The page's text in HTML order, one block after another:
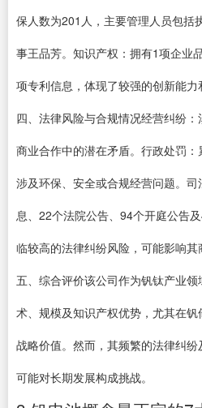
保人数为201人，主要管理人员包括
事王品芳。知识产权：拥有1项企业
项专利信息，体现了较强的创新能力
四、法律风险与合规情况经营纠纷
商业合作中的潜在矛盾。行政处罚
涉及环保、安全或合规经营问题。
息、22个法院公告、94个开庭公告
临较高的法律纠纷风险，可能影响其
五、综合评价该公司作为钒钛产业
术、规模及知识产权优势，尤其在
战略价值。然而，其频繁的法律纠纷
可能对长期发展构成挑战。